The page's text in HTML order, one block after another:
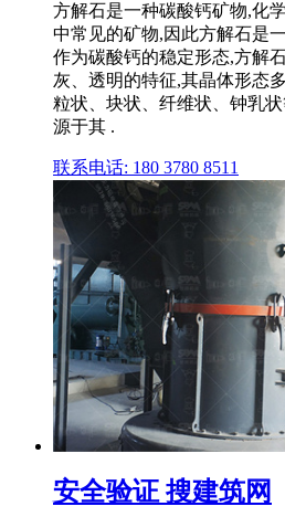
方解石是一种碳酸钙矿物,化
中常见的矿物,因此方解石是
作为碳酸钙的稳定形态,方解
灰、透明的特征,其晶体形态
粒状、块状、纤维状、钟乳
源于其 .
联系电话: 180 3780 8511
安全验证 搜建筑网